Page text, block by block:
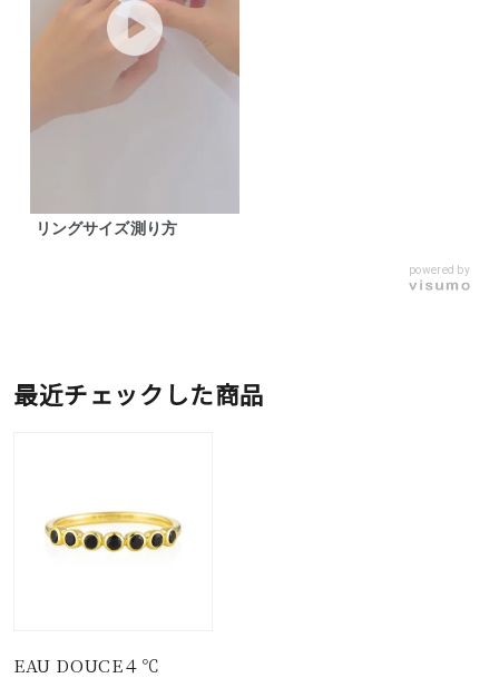
リングサイズ測り方
powered by
最近チェックした商品
EAU DOUCE４℃